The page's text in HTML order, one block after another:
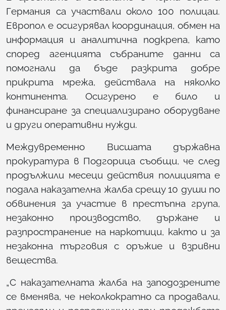
Германия са участвали около 100 полицаи.
Европол е осигурявал координация, обмен на
информация и аналитична подкрепа, като
според агенцията събраните данни са
помогнали да бъде разкрита добре
прикрита мрежа, действала на няколко
континента. Осигурено е било и
финансиране за специализирано оборудване
и други оперативни нужди.
Междувременно Висшата държавна
прокуратура в Подгорица съобщи, че след
продължили месеци действия полицията е
подала наказателна жалба срещу 10 души по
обвинения за участие в престъпна група,
незаконно производство, държане и
разпространение на наркотици, както и за
незаконна търговия с оръжие и взривни
вещества.
„С наказателната жалба на заподозрените
се вменява, че неколкократно са продавали,